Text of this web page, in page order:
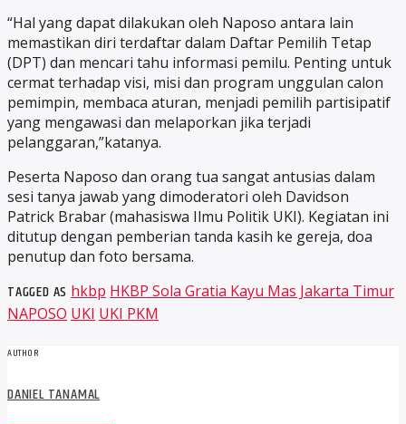
“Hal yang dapat dilakukan oleh Naposo antara lain
memastikan diri terdaftar dalam Daftar Pemilih Tetap
(DPT) dan mencari tahu informasi pemilu. Penting untuk
cermat terhadap visi, misi dan program unggulan calon
pemimpin, membaca aturan, menjadi pemilih partisipatif
yang mengawasi dan melaporkan jika terjadi
pelanggaran,”katanya.
Peserta Naposo dan orang tua sangat antusias dalam
sesi tanya jawab yang dimoderatori oleh Davidson
Patrick Brabar (mahasiswa Ilmu Politik UKI). Kegiatan ini
ditutup dengan pemberian tanda kasih ke gereja, doa
penutup dan foto bersama.
TAGGED AS hkbp HKBP Sola Gratia Kayu Mas Jakarta Timur
NAPOSO UKI UKI PKM
AUTHOR
DANIEL TANAMAL